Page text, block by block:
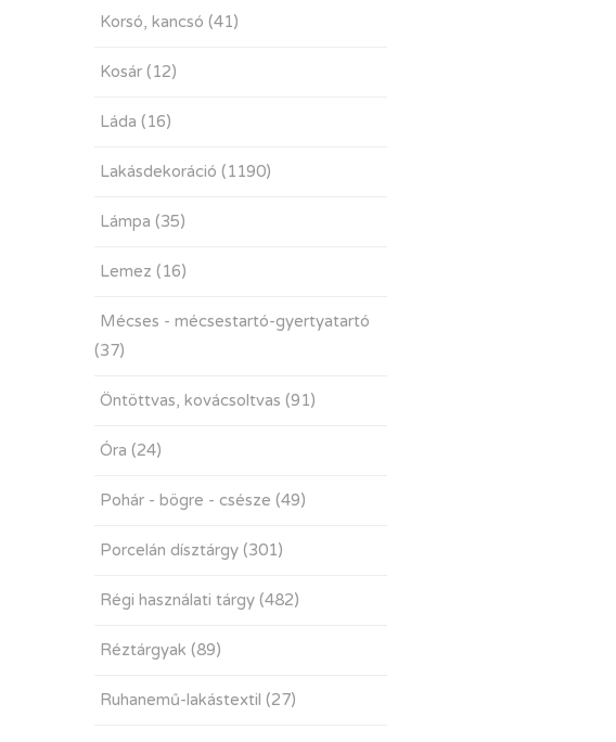
Korsó, kancsó (41)
Kosár (12)
Láda (16)
Lakásdekoráció (1190)
Lámpa (35)
Lemez (16)
Mécses - mécsestartó-gyertyatartó
(37)
Öntöttvas, kovácsoltvas (91)
Óra (24)
Pohár - bögre - csésze (49)
Porcelán dísztárgy (301)
Régi használati tárgy (482)
Réztárgyak (89)
Ruhanemű-lakástextil (27)